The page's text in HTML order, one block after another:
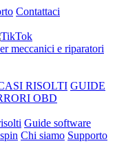
Contattaci
RISOLTI GUIDE
OBD
Guide software
Chi siamo Supporto